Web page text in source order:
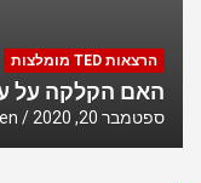
הרצאות TED מומלצות
האם הקלקה על
ספטמבר 20, 2020